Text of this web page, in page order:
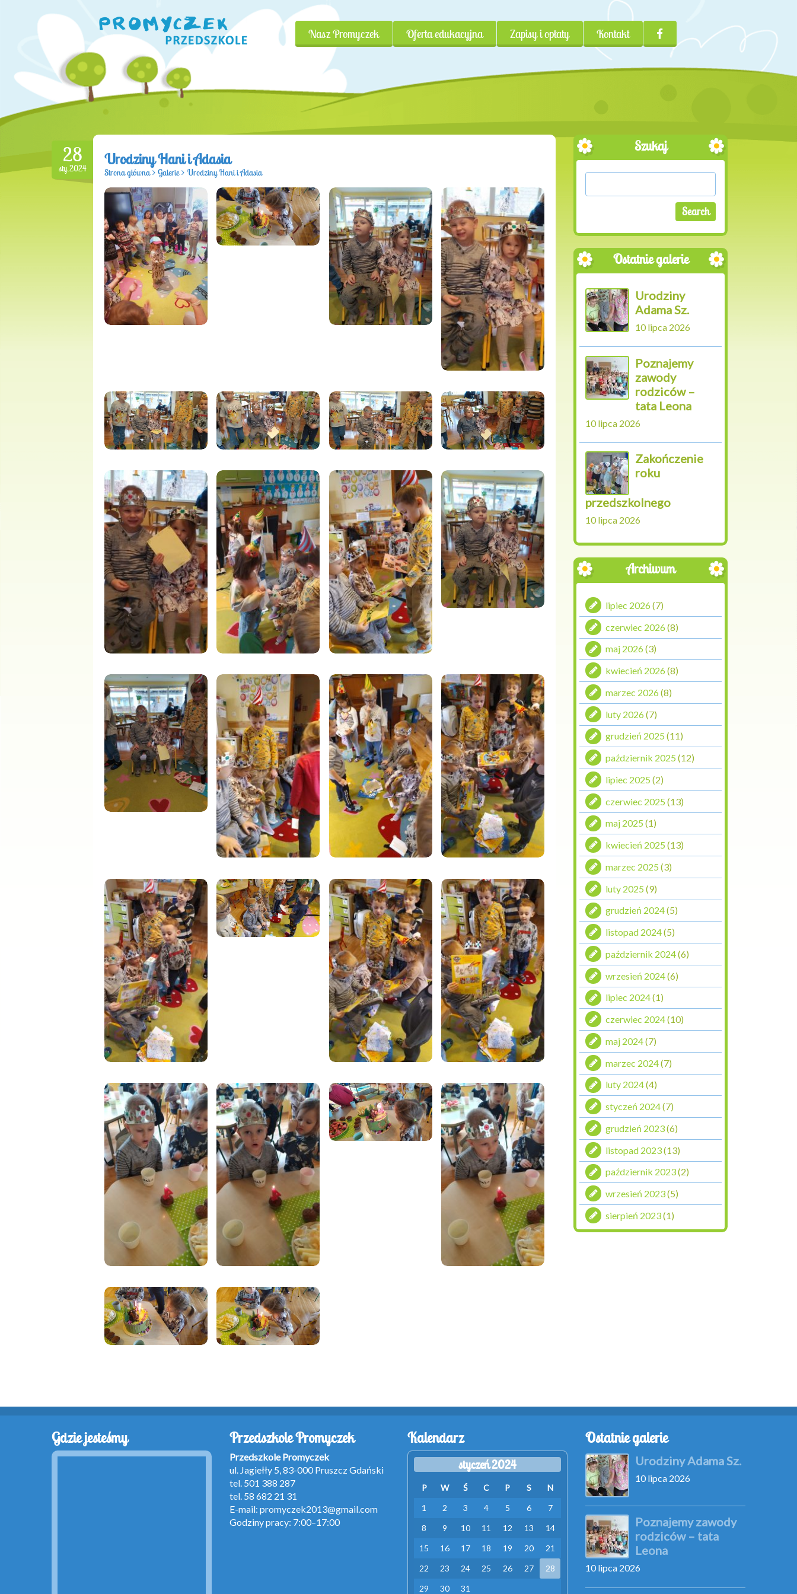
Nasz Promyczek Oferta edukacyjna Zapisy i opłaty Kontakt
28
sty.2024
Urodziny Hani i Adasia
Strona główna > Galerie > Urodziny Hani i Adasia
Szukaj
Ostatnie galerie
Urodziny
Adama Sz.
10 lipca 2026
Poznajemy
zawody
rodziców –
tata Leona
10 lipca 2026
Zakończenie
roku
przedszkolnego
10 lipca 2026
Archiwum
lipiec 2026(7)
czerwiec 2026(8)
maj 2026(3)
kwiecień 2026(8)
marzec 2026(8)
luty 2026(7)
grudzień 2025 (11)
październik 2025 (12)
lipiec 2025 (2)
czerwiec 2025 (13)
maj 2025 (1)
kwiecień 2025 (13)
marzec 2025 (3)
luty 2025 (9)
grudzień 2024(5)
listopad 2024(5)
październik 2024(6)
wrzesień 2024(6)
lipiec 2024(1)
czerwiec 2024(10)
maj 2024(7)
marzec 2024(7)
luty 2024(4)
styczeń 2024(7)
grudzień 2023(6)
listopad 2023(13)
październik 2023(2)
wrzesień 2023(5)
sierpień 2023(1)
Gdzie jesteśmy Przedszkole Promyczek
Przedszkole Promyczek
ul. Jagiełły 5, 83-000 Pruszcz Gdański
tel. 501 388 287
tel. 58 682 21 31
E-mail: promyczek2013@gmail.com
Godziny pracy: 7:00–17:00
Kalendarz
styczeń 2024
P W Ś C P S
N
1
2 3 4 5 6
7
8
9 10 11 12 13
14
15
16 17 18 19 20
21
22
23 24 25 26 27
28
29
30 31
Ostatnie galerie
Urodziny Adama Sz.
10 lipca 2026
Poznajemy zawody
rodziców – tata
Leona
10 lipca 2026